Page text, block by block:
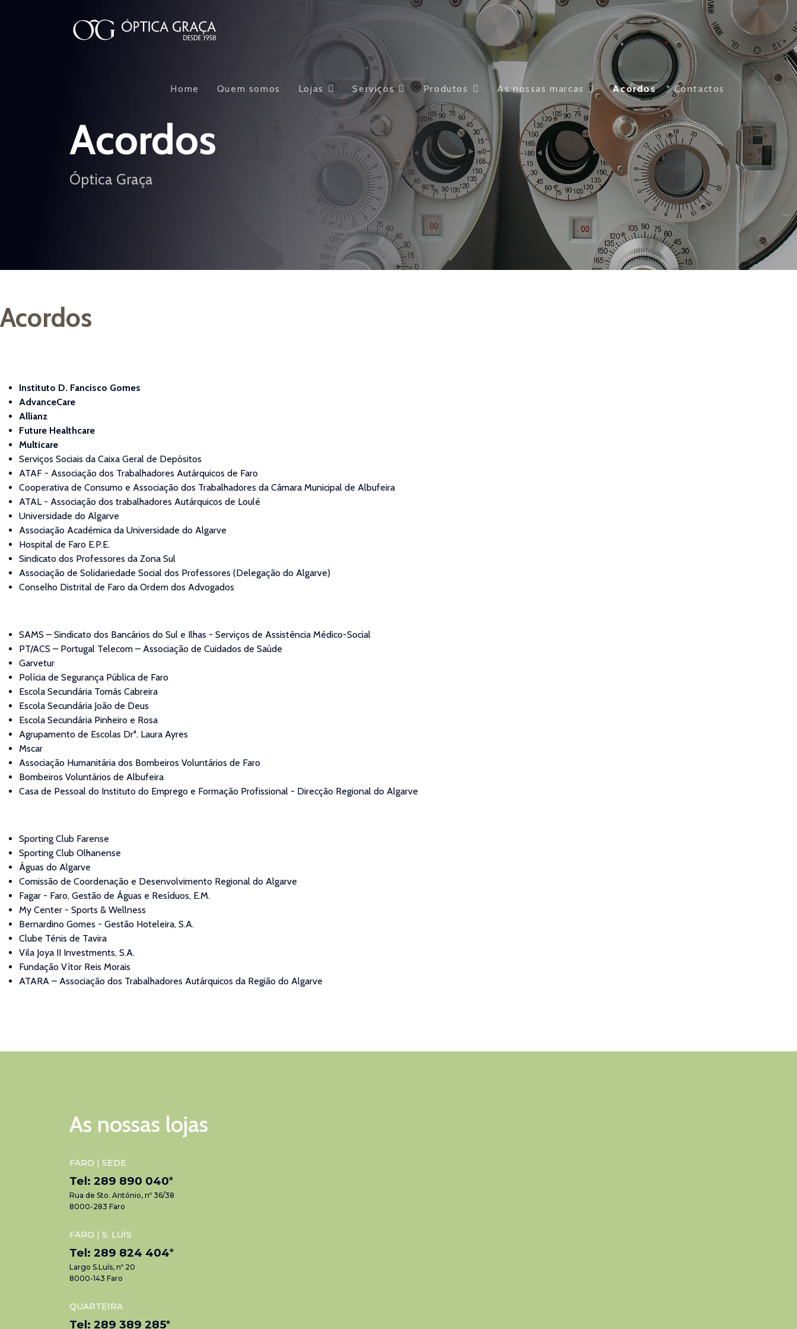
Home Quem somos Lojas Serviços Produtos As nossas marcas Acordos Contactos
Acordos
Óptica Graça
Acordos
Instituto D. Fancisco Gomes
AdvanceCare
Allianz
Future Healthcare
Multicare
Serviços Sociais da Caixa Geral de Depósitos
ATAF - Associação dos Trabalhadores Autárquicos de Faro
Cooperativa de Consumo e Associação dos Trabalhadores da Câmara Municipal de Albufeira
ATAL - Associação dos trabalhadores Autárquicos de Loulé
Universidade do Algarve
Associação Académica da Universidade do Algarve
Hospital de Faro E.P.E.
Sindicato dos Professores da Zona Sul
Associação de Solidariedade Social dos Professores (Delegação do Algarve)
Conselho Distrital de Faro da Ordem dos Advogados
SAMS – Sindicato dos Bancários do Sul e Ilhas - Serviços de Assistência Médico-Social
PT/ACS – Portugal Telecom – Associação de Cuidados de Saúde
Garvetur
Polícia de Segurança Pública de Faro
Escola Secundária Tomás Cabreira
Escola Secundária João de Deus
Escola Secundária Pinheiro e Rosa
Agrupamento de Escolas Drª. Laura Ayres
Mscar
Associação Humanitária dos Bombeiros Voluntários de Faro
Bombeiros Voluntários de Albufeira
Casa de Pessoal do Instituto do Emprego e Formação Profissional - Direcção Regional do Algarve
Sporting Club Farense
Sporting Club Olhanense
Águas do Algarve
Comissão de Coordenação e Desenvolvimento Regional do Algarve
Fagar - Faro, Gestão de Águas e Resíduos, E.M.
My Center - Sports & Wellness
Bernardino Gomes - Gestão Hoteleira, S.A.
Clube Ténis de Tavira
Vila Joya II Investments, S.A.
Fundação Vítor Reis Morais
ATARA – Associação dos Trabalhadores Autárquicos da Região do Algarve
As nossas lojas
FARO | SEDE
Tel: 289 890 040*
Rua de Sto. António, nº 36/38
8000-283 Faro
FARO | S. LUÍS
Tel: 289 824 404*
Largo S.Luís, nº 20
8000-143 Faro
QUARTEIRA
Tel: 289 389 285*